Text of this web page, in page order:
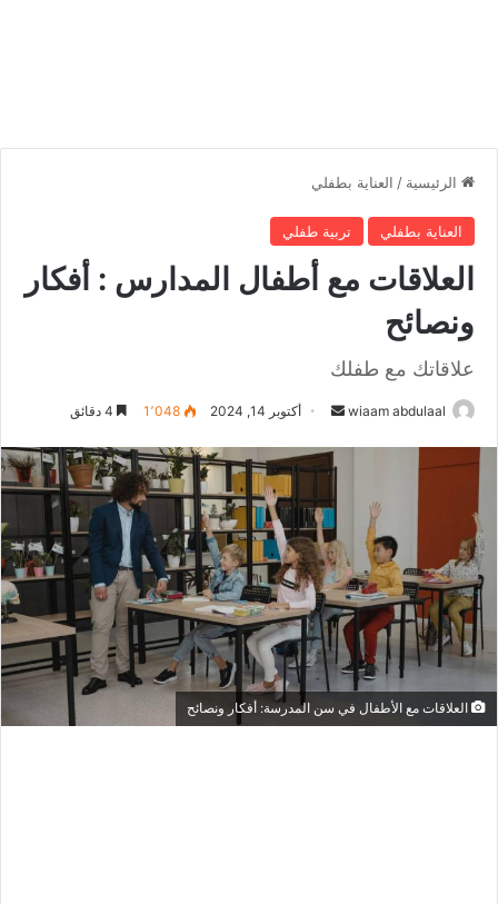
الرئيسية / العناية بطفلي
العناية بطفلي تربية طفلي
العلاقات مع أطفال المدارس : أفكار
ونصائح
علاقاتك مع طفلك
wiaam abdulaal
ر
ي
د
ا
إ
ل
ك
ت
أكتوبر 14, 2024 1٬048
العلاقات مع الأطفال في سن المدرسة: أفكار ونصائح